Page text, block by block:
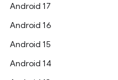
Android 17
Android 16
Android 15
Android 14